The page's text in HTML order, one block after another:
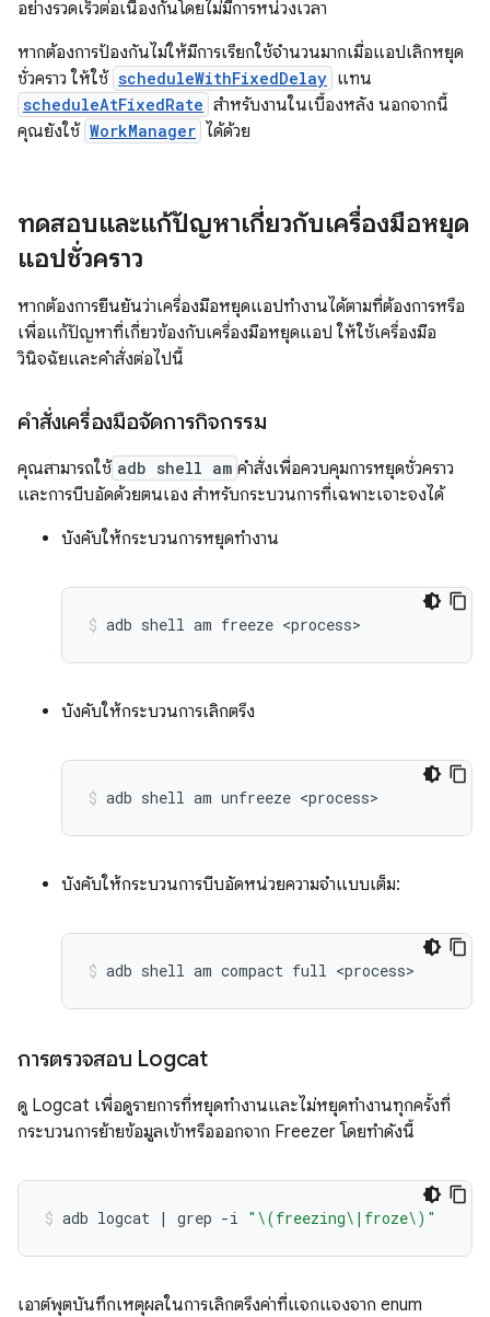
อย่างรวดเร็วต่อเนื่องกันโดยไม่มีการหน่วงเวลา
หากต้องการป้องกันไม่ให้มีการเรียกใช้จำนวนมากเมื่อแอปเลิกหยุด
ชั่วคราว ให้ใช้ scheduleWithFixedDelay แทน
scheduleAtFixedRate สำหรับงานในเบื้องหลัง นอกจากนี้
คุณยังใช้ WorkManager ได้ด้วย
ทดสอบและแก้ปัญหาเกี่ยวกับเครื่องมือหยุด
แอปชั่วคราว
หากต้องการยืนยันว่าเครื่องมือหยุดแอปทำงานได้ตามที่ต้องการหรือ
เพื่อแก้ปัญหาที่เกี่ยวข้องกับเครื่องมือหยุดแอป ให้ใช้เครื่องมือ
วินิจฉัยและคำสั่งต่อไปนี้
คำสั่งเครื่องมือจัดการกิจกรรม
คุณสามารถใช้ adb shell am คำสั่งเพื่อควบคุมการหยุดชั่วคราว
และการบีบอัดด้วยตนเอง สำหรับกระบวนการที่เฉพาะเจาะจงได้
บังคับให้กระบวนการหยุดทำงาน
adb shell am freeze <process>
บังคับให้กระบวนการเลิกตรึง
adb shell am unfreeze <process>
บังคับให้กระบวนการบีบอัดหน่วยความจำแบบเต็ม:
adb shell am compact full <process>
การตรวจสอบ Logcat
ดู Logcat เพื่อดูรายการที่หยุดทำงานและไม่หยุดทำงานทุกครั้งที่
กระบวนการย้ายข้อมูลเข้าหรือออกจาก Freezer โดยทำดังนี้
adb logcat | grep -i "\(freezing\|froze\)"
เอาต์พุตบันทึกเหตุผลในการเลิกตรึงค่าที่แจกแจงจาก enum